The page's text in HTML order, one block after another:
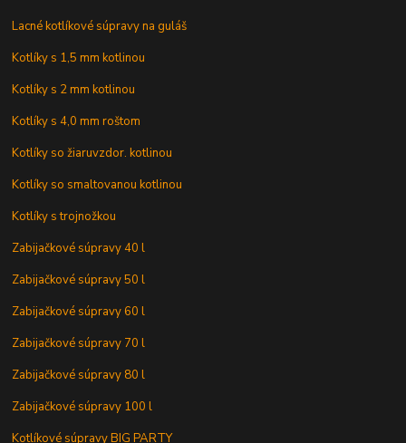
Lacné kotlíkové súpravy na guláš
Kotlíky s 1,5 mm kotlinou
Kotlíky s 2 mm kotlinou
Kotlíky s 4,0 mm roštom
Kotlíky so žiaruvzdor. kotlinou
Kotlíky so smaltovanou kotlinou
Kotlíky s trojnožkou
Zabijačkové súpravy 40 l
Zabijačkové súpravy 50 l
Zabijačkové súpravy 60 l
Zabijačkové súpravy 70 l
Zabijačkové súpravy 80 l
Zabijačkové súpravy 100 l
Kotlíkové súpravy BIG PARTY